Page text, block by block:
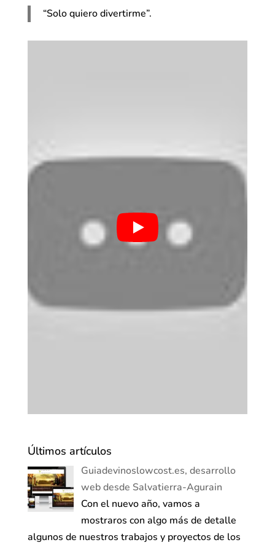
“Solo quiero divertirme”.
Últimos artículos
Guiadevinoslowcost.es, desarrollo
web desde Salvatierra-Agurain
Con el nuevo año, vamos a
mostraros con algo más de detalle
algunos de nuestros trabajos y proyectos de los